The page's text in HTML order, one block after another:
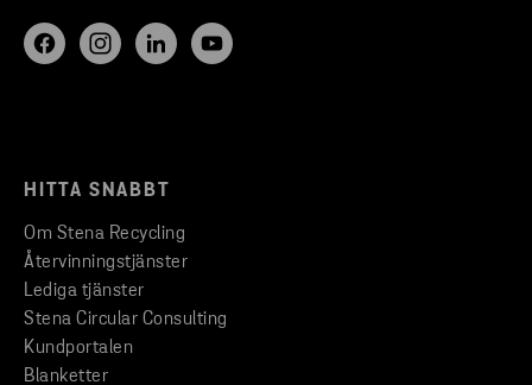
HITTA SNABBT
Om Stena Recycling
Återvinningstjänster
Lediga tjänster
Stena Circular Consulting
Kundportalen
Blanketter